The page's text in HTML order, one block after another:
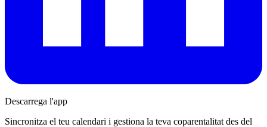
Descarrega l'app
Sincronitza el teu calendari i gestiona la teva coparentalitat des del